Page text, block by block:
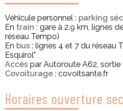
Véhicule personnel : parking
En train : gare à 2.9 km, lignes
réseau Tempo)
En bus : lignes 4 et 7 du réseau
Esquirol"
Accés par Autoroute A62, sortie
Covoiturage : covoitsante.fr
Horaires ouverture